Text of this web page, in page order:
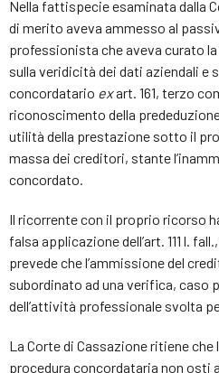
Nella fattispecie esaminata dalla
di merito aveva ammesso al
professionista che aveva curato
sulla veridicità dei dati aziendali e
concordatario exart. 161, terzo
riconoscimento della
utilità della prestazione sotto il
massa dei creditori, stante
concordato.
Il ricorrente con il proprio ricorso
falsa applicazione dell’art. 111 l.
prevede che l’ammissione del
subordinato ad una verifica, caso
dell’attività professionale svolta
La Corte di Cassazione ritiene che
procedura concordataria non osti